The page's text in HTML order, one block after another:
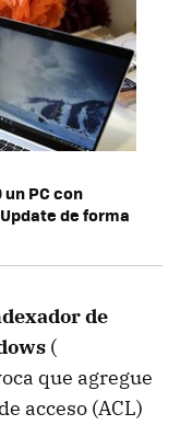
PC con
de forma
de
(
que agregue
acceso (ACL)